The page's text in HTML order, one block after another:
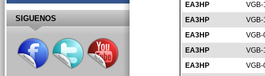
EA3HP
EA3HP
EA3HP
EA3HP
VGB-
EA3HP
SIGUENOS